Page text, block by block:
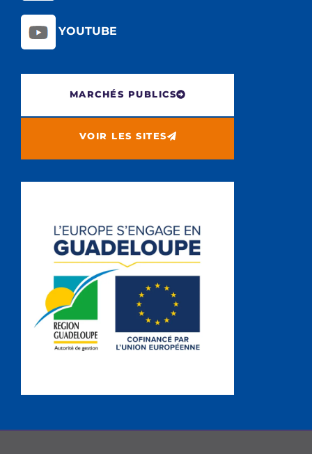
YOUTUBE
MARCHÉS PUBLICS
VOIR LES SITES